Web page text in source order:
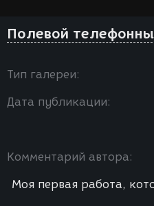
Полевой
Тип галереи:
Дата публикации:
Комментарий автора:
Моя первая работа,